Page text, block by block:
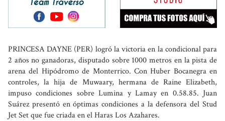
PRINCESA DAYNE (PER) logró la victoria en la condicional para
2 años no ganadoras, disputado sobre 1000 metros en la pista de
arena del Hipódromo de Monterrico. Con Huber Bocanegra en
controles, la hija de Muwaary, hermana de Raine Elizabeth,
impuso condiciones sobre Lumina y Lamay en 0.58.85. Juan
Suárez presentó en óptimas condiciones a la defensora del Stud
Jet Set que fue criada en el Haras Los Azahares.